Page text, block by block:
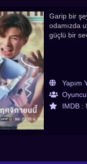
Garip bir
odamızda
güçlü bir
Yapım
IMDB :